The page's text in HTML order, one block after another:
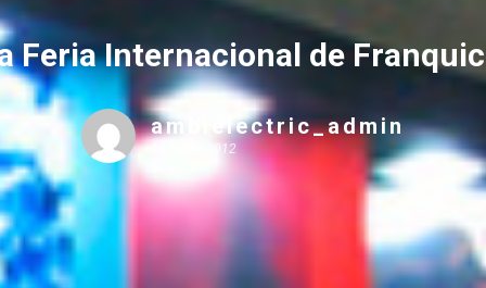
Feria Internacional de
ambielectric_admin
19 enero, 2012